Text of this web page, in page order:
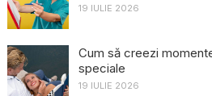
19 IULIE 2026
Cum să creezi
speciale
19 IULIE 2026